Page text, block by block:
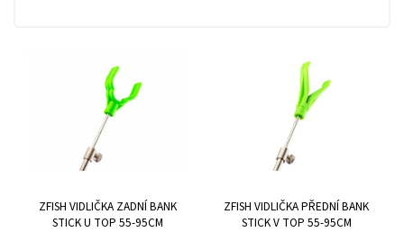
ZFISH VIDLIČKA ZADNÍ BANK
STICK U TOP 55-95CM
ZFISH VIDLIČKA PŘEDNÍ BANK
STICK V TOP 55-95CM